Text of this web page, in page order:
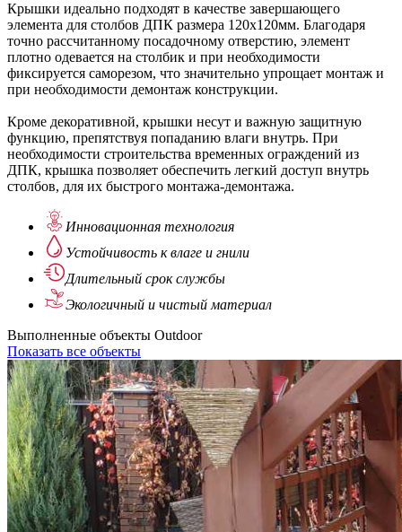
Крышки идеально подходят в качестве завершающего
элемента для столбов ДПК размера 120х120мм. Благодаря
точно рассчитанному посадочному отверстию, элемент
плотно одевается на столбик и при необходимости
фиксируется саморезом, что значительно упрощает монтаж и
при необходимости демонтаж конструкции.
Кроме декоративной, крышки несут и важную защитную
функцию, препятствуя попаданию влаги внутрь. При
необходимости строительства временных ограждений из
ДПК, крышка позволяет обеспечить легкий доступ внутрь
столбов, для их быстрого монтажа-демонтажа.
Инновационная технология
Устойчивость к влаге и гнили
Длительный срок службы
Экологичный и чистый материал
Выполненные объекты Outdoor
Показать все объекты